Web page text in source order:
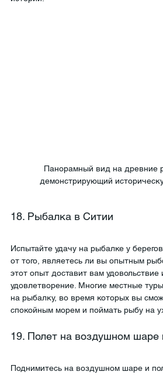
Панорамный вид на древние
демонстрирующий
18. Рыбалка в Ситии
Испытайте удачу на рыбалке у
от того, являетесь ли вы опытным
этот опыт доставит вам удовольствие
удовлетворение. Многие местные
на рыбалку, во время которых вы
спокойным морем и поймать рыбу на
19. Полет на воздушном шаре
Поднимитесь на воздушном шаре и